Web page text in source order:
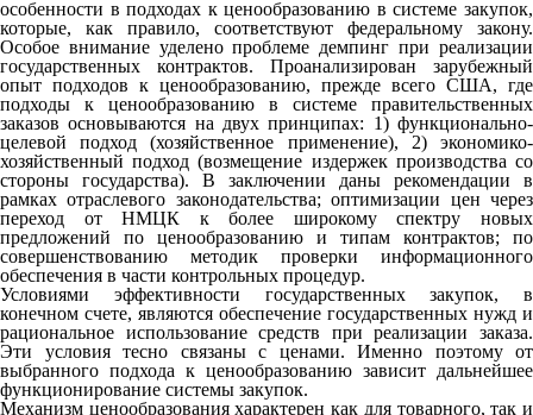
особенности в подходах к ценообразованию в системе закупок,
которые, как правило, соответствуют федеральному закону.
Особое внимание уделено проблеме демпинг при реализации
государственных контрактов. Проанализирован зарубежный
опыт подходов к ценообразованию, прежде всего США, где
подходы к ценообразованию в системе правительственных
заказов основываются на двух принципах: 1) функционально-
целевой подход (хозяйственное применение), 2) экономико-
хозяйственный подход (возмещение издержек производства со
стороны государства). В заключении даны рекомендации в
рамках отраслевого законодательства; оптимизации цен через
переход от НМЦК к более широкому спектру новых
предложений по ценообразованию и типам контрактов; по
совершенствованию методик проверки информационного
обеспечения в части контрольных процедур.
Условиями эффективности государственных закупок, в
конечном счете, являются обеспечение государственных нужд и
рациональное использование средств при реализации заказа.
Эти условия тесно связаны с ценами. Именно поэтому от
выбранного подхода к ценообразованию зависит дальнейшее
функционирование системы закупок.
Механизм ценообразования характерен как для товарного, так и